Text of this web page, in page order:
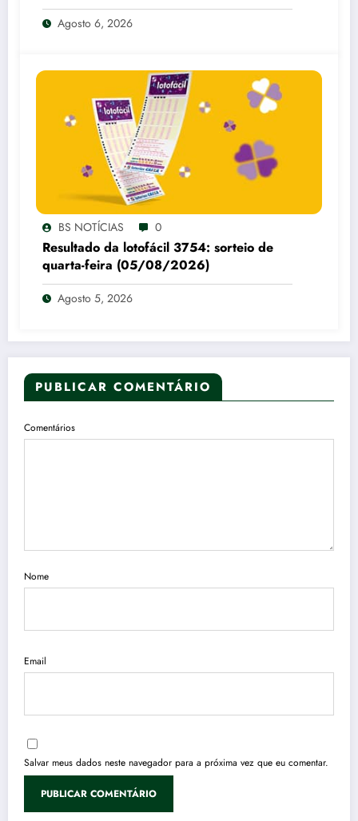
Agosto 6, 2026
BS NOTÍCIAS 0
Resultado da lotofácil 3754: sorteio de
quarta-feira (05/08/2026)
Agosto 5, 2026
PUBLICAR COMENTÁRIO
Comentários
Nome
Email
Salvar meus dados neste navegador para a próxima vez que eu comentar.